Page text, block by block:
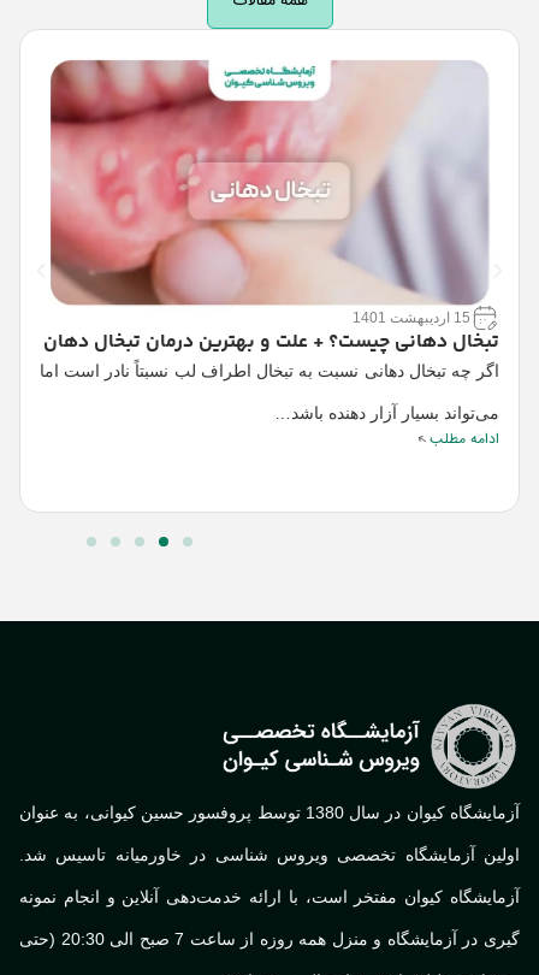
15 اردیبهشت 1401
تبخال دهانی چیست؟ + علت و بهترین درمان تبخال دهان
اگر چه تبخال‏ دهانی نسبت به تبخال اطراف لب نسبتاً نادر است اما
می‌تواند بسیار آزار دهنده باشد…
ادامه مطلب
آزمایشگاه کیوان در سال 1380 توسط پروفسور حسین کیوانی، به عنوان
آزمایشگاه تخصصی ویروس شناسی در خاورمیانه تاسیس شد.
کیوان مفتخر است، با ارائه خدمت‌دهی آنلاین و انجام نمونه
گیری در آزمایشگاه و منزل همه روزه از ساعت 7 صبح الی 20:30 (حتی